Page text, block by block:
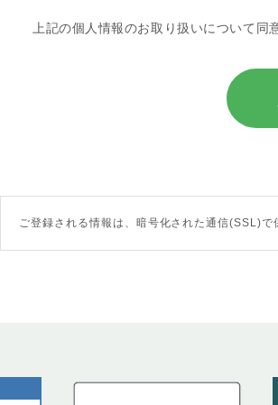
す。
E-mail：info@value-creation.jp
上記の個人情報のお取り扱いについて
ご登録される情報は、暗号化された通信(SSL)で